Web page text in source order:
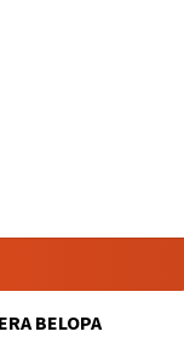
BELOPA